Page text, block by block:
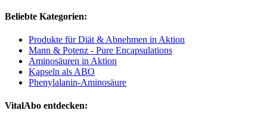
Beliebte Kategorien:
Produkte für Diät & Abnehmen in Aktion
Mann & Potenz - Pure Encapsulations
Aminosäuren in Aktion
Kapseln als ABO
Phenylalanin-Aminosäure
VitalAbo entdecken: